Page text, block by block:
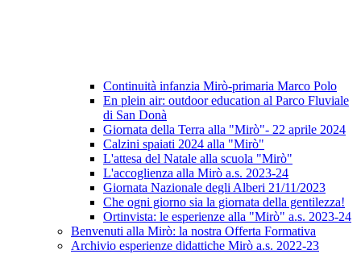
Continuità infanzia Mirò-primaria Marco Polo
En plein air: outdoor education al Parco Fluviale
di San Donà
Giornata della Terra alla "Mirò"- 22 aprile 2024
Calzini spaiati 2024 alla "Mirò"
L'attesa del Natale alla scuola "Mirò"
L'accoglienza alla Mirò a.s. 2023-24
Giornata Nazionale degli Alberi 21/11/2023
Che ogni giorno sia la giornata della gentilezza!
Ortinvista: le esperienze alla "Mirò" a.s. 2023-24
Benvenuti alla Mirò: la nostra Offerta Formativa
Archivio esperienze didattiche Mirò a.s. 2022-23